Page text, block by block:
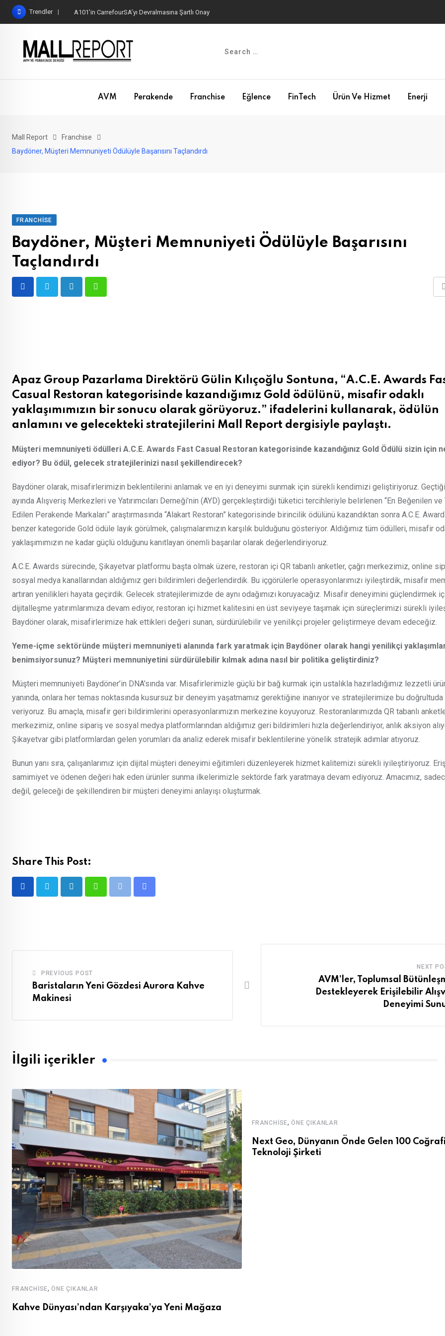
Skip
Trendler A101’in CarrefourSA’yı Devralmasına Şartlı Onay
AVM Perakende Franchise Eğlence FinTech Ürün Ve Hizmet Enerji
Mall Report
Franchise
Baydöner, Müşteri Memnuniyeti Ödülüyle Başarısını Taçlandırdı
FRANCHISE
Baydöner, Müşteri Memnuniyeti Ödülüyle Başarısını
Taçlandırdı
Apaz Group Pazarlama Direktörü Gülin Kılıçoğlu Sontuna, “A.C.E. Awards
Casual Restoran kategorisinde kazandığımız Gold ödülünü, misafir odaklı
yaklaşımımızın bir sonucu olarak görüyoruz.” ifadelerini kullanarak, ödülün
anlamını ve gelecekteki stratejilerini Mall Report dergisiyle paylaştı.
Müşteri memnuniyeti ödülleri A.C.E. Awards Fast Casual Restoran kategorisinde kazandığınız Gold Ödülü sizin için
ediyor? Bu ödül, gelecek stratejilerinizi nasıl şekillendirecek?
Baydöner olarak, misafirlerimizin beklentilerini anlamak ve en iyi deneyimi sunmak için sürekli kendimizi geliştiriyoruz.
ayında Alışveriş Merkezleri ve Yatırımcıları Derneği’nin (AYD) gerçekleştirdiği tüketici tercihleriyle belirlenen “En Beğenilen ve
Edilen Perakende Markaları” araştırmasında “Alakart Restoran” kategorisinde birincilik ödülünü kazandıktan sonra A.C.E.
benzer kategoride Gold ödüle layık görülmek, çalışmalarımızın karşılık bulduğunu gösteriyor. Aldığımız tüm ödülleri, misafir
yaklaşımımızın ne kadar güçlü olduğunu kanıtlayan önemli başarılar olarak değerlendiriyoruz.
A.C.E. Awards sürecinde, Şikayetvar platformu başta olmak üzere, restoran içi QR tabanlı anketler, çağrı merkezimiz, online
sosyal medya kanallarından aldığımız geri bildirimleri değerlendirdik. Bu içgörülerle operasyonlarımızı iyileştirdik, misafir
artıran yenilikleri hayata geçirdik. Gelecek stratejilerimizde de aynı odağımızı koruyacağız. Misafir deneyimini güçlendirmek
dijitalleşme yatırımlarımıza devam ediyor, restoran içi hizmet kalitesini en üst seviyeye taşımak için süreçlerimizi sürekli
Baydöner olarak, misafirlerimize hak ettikleri değeri sunan, sürdürülebilir ve yenilikçi projeler geliştirmeye devam edeceğiz.
Yeme-içme sektöründe müşteri memnuniyeti alanında fark yaratmak için Baydöner olarak hangi yenilikçi
benimsiyorsunuz? Müşteri memnuniyetini sürdürülebilir kılmak adına nasıl bir politika geliştirdiniz?
Müşteri memnuniyeti Baydöner’in DNA’sında var. Misafirlerimizle güçlü bir bağ kurmak için ustalıkla hazırladığımız lezzetli
yanında, onlara her temas noktasında kusursuz bir deneyim yaşatmamız gerektiğine inanıyor ve stratejilerimize bu doğrultuda
veriyoruz. Bu amaçla, misafir geri bildirimlerini operasyonlarımızın merkezine koyuyoruz. Restoranlarımızda QR tabanlı
merkezimiz, online sipariş ve sosyal medya platformlarından aldığımız geri bildirimleri hızla değerlendiriyor, anlık aksiyon
Şikayetvar gibi platformlardan gelen yorumları da analiz ederek misafir beklentilerine yönelik stratejik adımlar atıyoruz.
Bunun yanı sıra, çalışanlarımız için dijital müşteri deneyimi eğitimleri düzenleyerek hizmet kalitemizi sürekli iyileştiriyoruz.
samimiyet ve ödenen değeri hak eden ürünler sunma ilkelerimizle sektörde fark yaratmaya devam ediyoruz. Amacımız,
değil, geleceği de şekillendiren bir müşteri deneyimi anlayışı oluşturmak.
Share This Post:
PREVIOUS POST
Baristaların Yeni Gözdesi Aurora Kahve
Makinesi
NEXT
AVM’ler, Toplumsal
Destekleyerek Erişilebilir
Deneyimi
İlgili içerikler
FRANCHISE,ÖNE ÇIKANLAR
Kahve Dünyası’ndan Karşıyaka’ya Yeni Mağaza
FRANCHISE,ÖNE ÇIKANLAR
Next Geo, Dünyanın Önde Gelen 100 Coğrafi
Teknoloji Şirketi